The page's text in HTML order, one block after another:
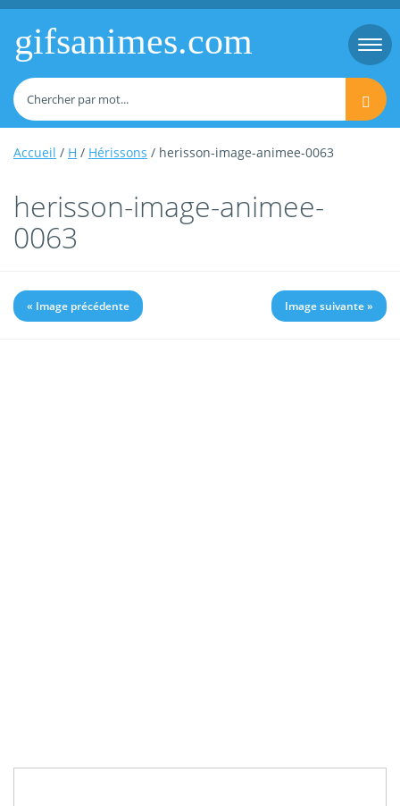
gifsanimes.com
Accueil / H / Hérissons / herisson-image-animee-0063
herisson-image-animee-
0063
« Image précédente Image suivante »